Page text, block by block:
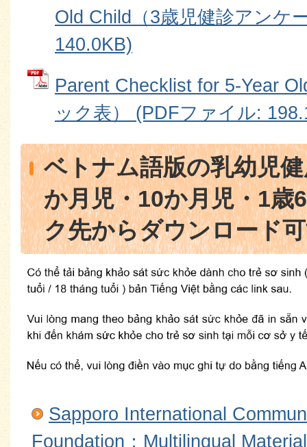
Old Child（3歳児健診アンケ
140.0KB)
Parent Checklist for 5-Year
ック表） (PDFファイル:
ベトナム語版の乳幼児
か月児・10か月児・1歳
ク先からダウンロード
Sapporo International
Foundation：Multilingual